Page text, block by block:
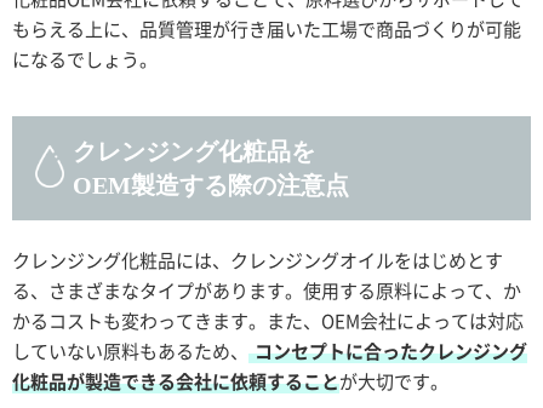
もらえる上に、品質管理が行き届いた工場で商品づくりが可能
になるでしょう。
クレンジング化粧品を
OEM製造する際の注意点
クレンジング化粧品には、クレンジングオイルをはじめとす
る、さまざまなタイプがあります。使用する原料によって、か
かるコストも変わってきます。また、OEM会社によっては対応
していない原料もあるため、
コンセプトに合ったクレンジング
化粧品が製造できる会社に依頼することが大切です。